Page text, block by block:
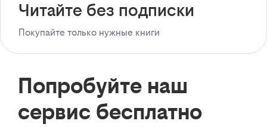
Читайте без подписки
Покупайте только нужные книги
Попробуйте наш
сервис бесплатно